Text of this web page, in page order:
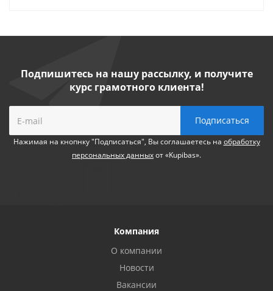
Подпишитесь на нашу рассылку, и получите
курс грамотного клиента!
Нажимая на кнопнку "Подписаться", Вы соглашаетесь на обработку
персональных данныхот «Kupibas».
Компания
О компании
Новости
Вакансии